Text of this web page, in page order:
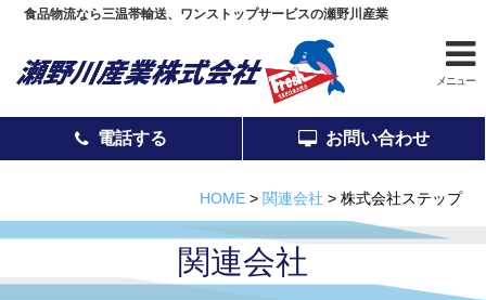
電話する お問い合わせ
食品物流なら三温帯輸送、ワンストップサービスの瀬野川産業
メニュー
電話する お問い合わせ
HOME> 関連会社 > 株式会社ステップ
関連会社